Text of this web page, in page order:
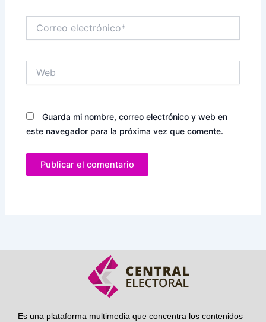
electrónico*
Guarda mi nombre, correo electrónico y web en
este navegador para la próxima vez que comente.
Es una plataforma multimedia que concentra los contenidos